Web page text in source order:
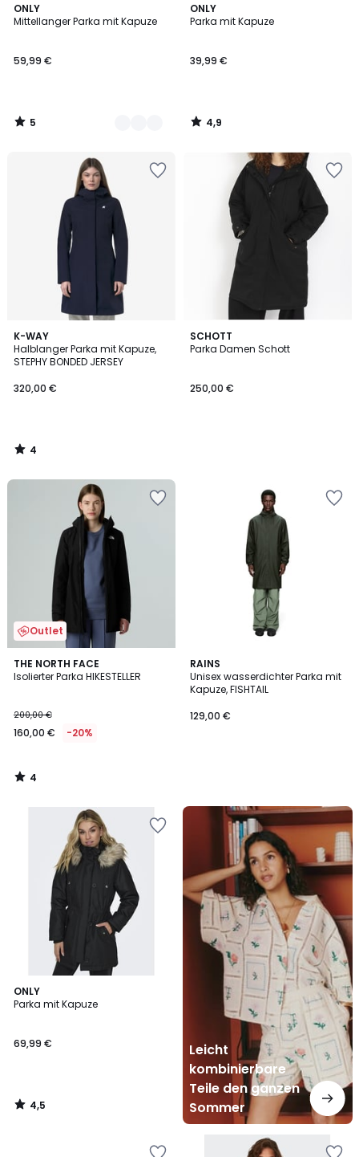
ONLY
Mittellanger Parka mit Kapuze
59,99 €
5
/
2
Farben
5
/
ONLY
Parka mit Kapuze
39,99 €
4,9
/ 5
4,9
/
K-WAY
Halblanger Parka mit Kapuze,
STEPHY BONDED JERSEY
320,00 €
4
/
5
4
/
SCHOTT
Parka Damen Schott
250,00 €
Outlet
THE NORTH FACE
Isolierter Parka HIKESTELLER
200,00 €
160,00 € -20%
4
/
4
/
RAINS
Unisex wasserdichter Parka mit
Kapuze, FISHTAIL
129,00 €
ONLY
Parka mit Kapuze
69,99 €
4,5
/ 5
4,5
/
Leicht
kombinierbare
Teile den ganzen
Sommer
Leicht
kombinierbare
ganzen
Sommer